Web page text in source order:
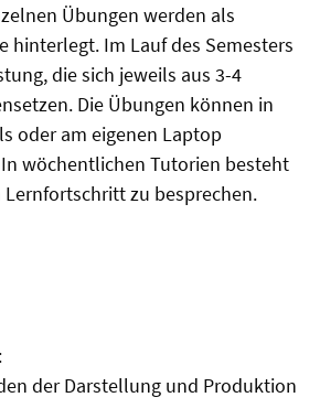
Übungen werden als
hinterlegt. Im Lauf des Semesters
die sich jeweils aus 3-4
Die Übungen können in
oder am eigenen Laptop
wöchentlichen Tutorien besteht
zu besprechen.
der Darstellung und Produktion